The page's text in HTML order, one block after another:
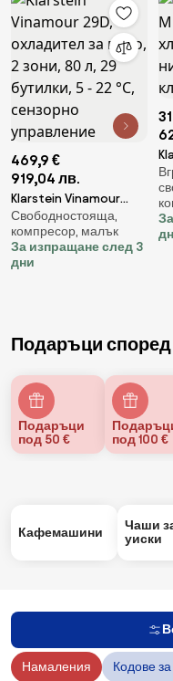
469,9 €
919,04 лв.
Klarstein Vinamour
29D, охладител за
вино, 2 зони, 80 л, 29
бутилки, 5 - 22 °C,
сензорно управление
Свободностояща,
компресор, малък
За изпращане след 3
дни
2
Подаръци
Подаръци
под 50 €
под 100 €
Кафемашини
Чаши
уиски
Намаления Кодове